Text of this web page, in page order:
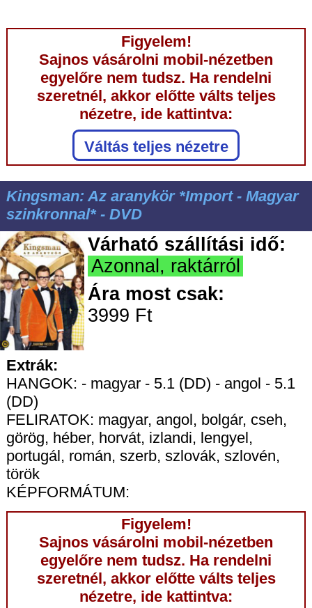
Figyelem!
Sajnos vásárolni mobil-nézetben
egyelőre nem tudsz. Ha rendelni
szeretnél, akkor előtte válts teljes
nézetre, ide kattintva:
Váltás teljes nézetre
Kingsman: Az aranykör *Import - Magyar
szinkronnal* - DVD
Várható szállítási idő:
Azonnal, raktárról
Ára most csak:
3999 Ft
Extrák:
HANGOK: - magyar - 5.1 (DD) - angol - 5.1
(DD)
FELIRATOK: magyar, angol, bolgár, cseh,
görög, héber, horvát, izlandi, lengyel,
portugál, román, szerb, szlovák, szlovén,
török
KÉPFORMÁTUM:
Figyelem!
Sajnos vásárolni mobil-nézetben
egyelőre nem tudsz. Ha rendelni
szeretnél, akkor előtte válts teljes
nézetre, ide kattintva: